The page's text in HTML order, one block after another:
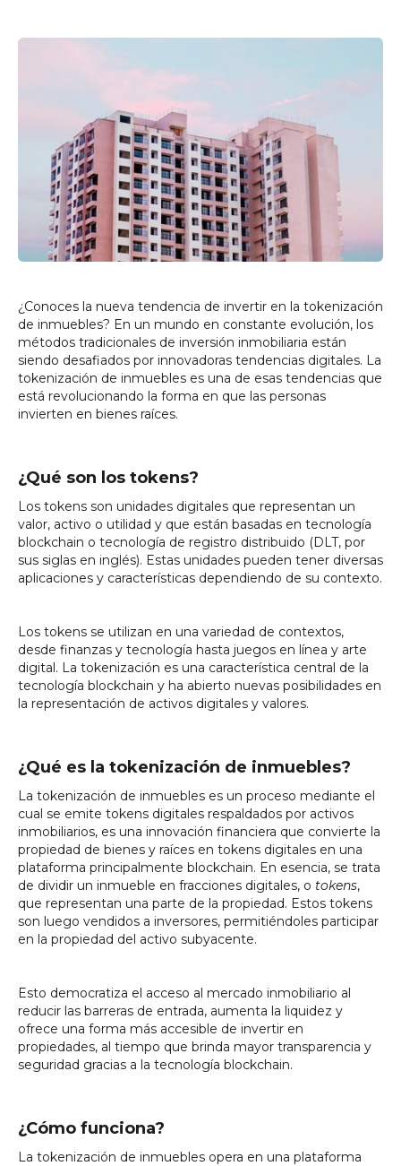
¿Conoces la nueva tendencia de invertir en la tokenización
de inmuebles? En un mundo en constante evolución, los
métodos tradicionales de inversión inmobiliaria están
siendo desafiados por innovadoras tendencias digitales. La
tokenización de inmuebles es una de esas tendencias que
está revolucionando la forma en que las personas
invierten en bienes raíces.
¿Qué son los tokens?
Los tokens son unidades digitales que representan un
valor, activo o utilidad y que están basadas en tecnología
blockchain o tecnología de registro distribuido (DLT, por
sus siglas en inglés). Estas unidades pueden tener diversas
aplicaciones y características dependiendo de su contexto.
Los tokens se utilizan en una variedad de contextos,
desde finanzas y tecnología hasta juegos en línea y arte
digital. La tokenización es una característica central de la
tecnología blockchain y ha abierto nuevas posibilidades en
la representación de activos digitales y valores.
¿Qué es la tokenización de inmuebles?
La tokenización de inmuebles es un proceso mediante el
cual se emite tokens digitales respaldados por activos
inmobiliarios, es una innovación financiera que convierte la
propiedad de bienes y raíces en tokens digitales en una
plataforma principalmente blockchain. En esencia, se trata
de dividir un inmueble en fracciones digitales, o tokens,
que representan una parte de la propiedad. Estos tokens
son luego vendidos a inversores, permitiéndoles participar
en la propiedad del activo subyacente.
Esto democratiza el acceso al mercado inmobiliario al
reducir las barreras de entrada, aumenta la liquidez y
ofrece una forma más accesible de invertir en
propiedades, al tiempo que brinda mayor transparencia y
seguridad gracias a la tecnología blockchain.
¿Cómo funciona?
La tokenización de inmuebles opera en una plataforma